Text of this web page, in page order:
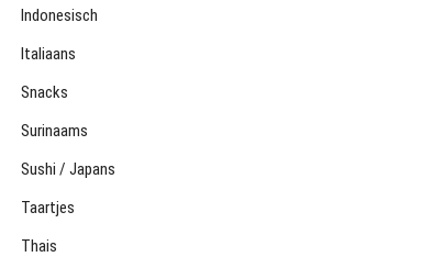
Indonesisch
Italiaans
Snacks
Surinaams
Sushi / Japans
Taartjes
Thais